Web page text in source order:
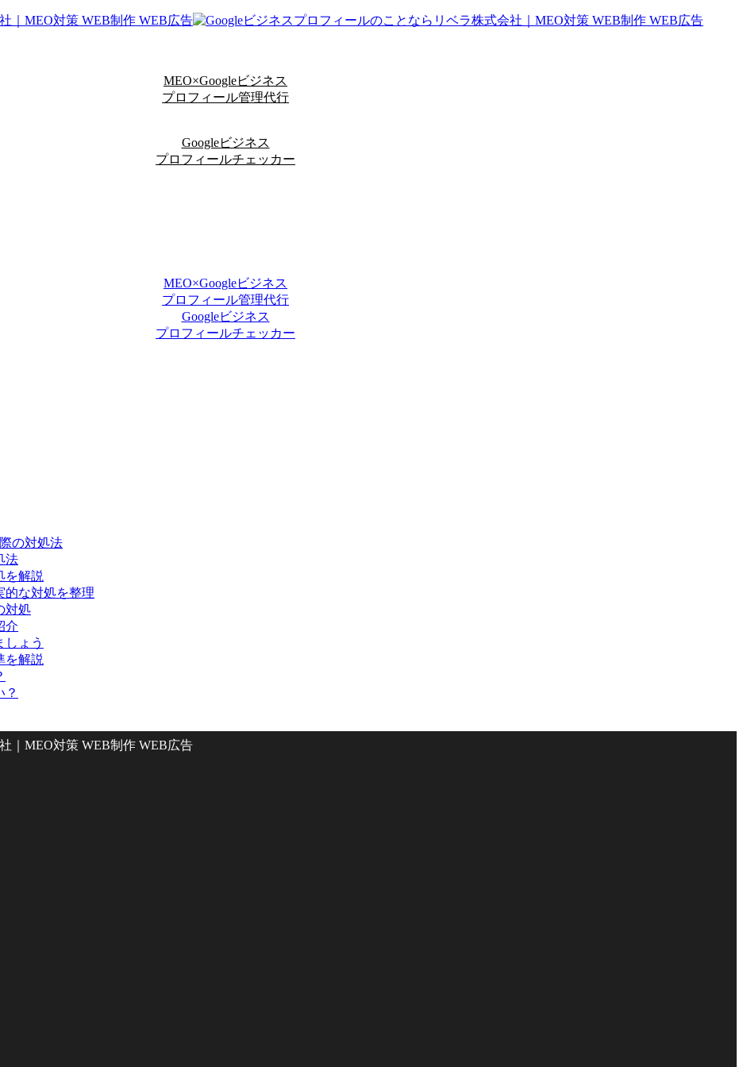
MEO×Googleビジネス
プロフィール管理代行
Googleビジネス
プロフィールチェッカー
MEO×Googleビジネス
プロフィール管理代行
Googleビジネス
プロフィールチェッカー
の対処法
法
を解説
的な対処を整理
対処
介
しょう
を解説
？